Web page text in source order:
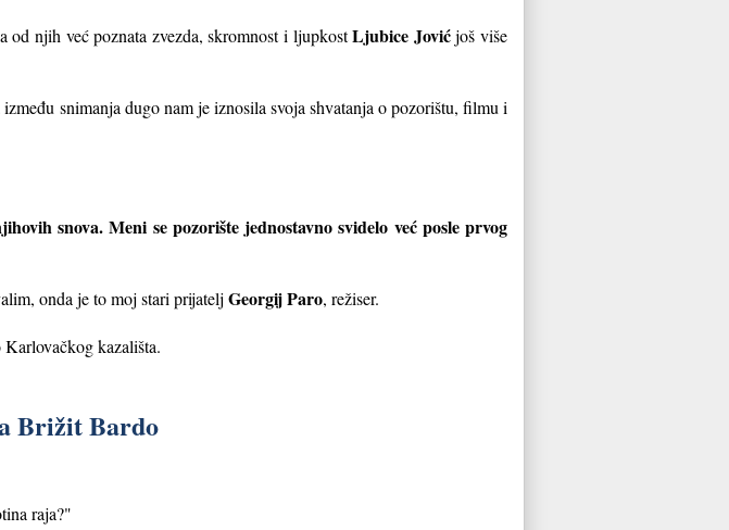
od njih već poznata zvezda, skromnost i ljupkostLjubice Jovićjoš više
snimanja dugo nam je iznosila svoja shvatanja o pozorištu, filmu i
snova. Meni se pozorište jednostavno svidelo već posle prvog
onda je to moj stari prijatelj Georgij Paro, režiser.
kazališta.
Brižit Bardo
raja?"